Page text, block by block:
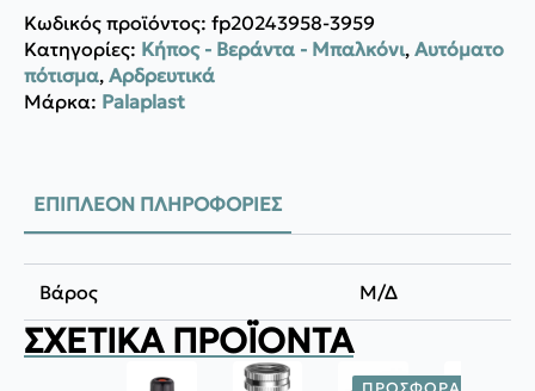
Κωδικός προϊόντος: fp20243958-3959
Κατηγορίες: Κήπος - Βεράντα - Μπαλκόνι, Αυτόματο
πότισμα, Αρδρευτικά
Μάρκα: Palaplast
ΕΠΙΠΛΈΟΝ ΠΛΗΡΟΦΟΡΊΕΣ
Βάρος Μ/Δ
ΣΧΕΤΙΚΆ ΠΡΟΪΌΝΤΑ